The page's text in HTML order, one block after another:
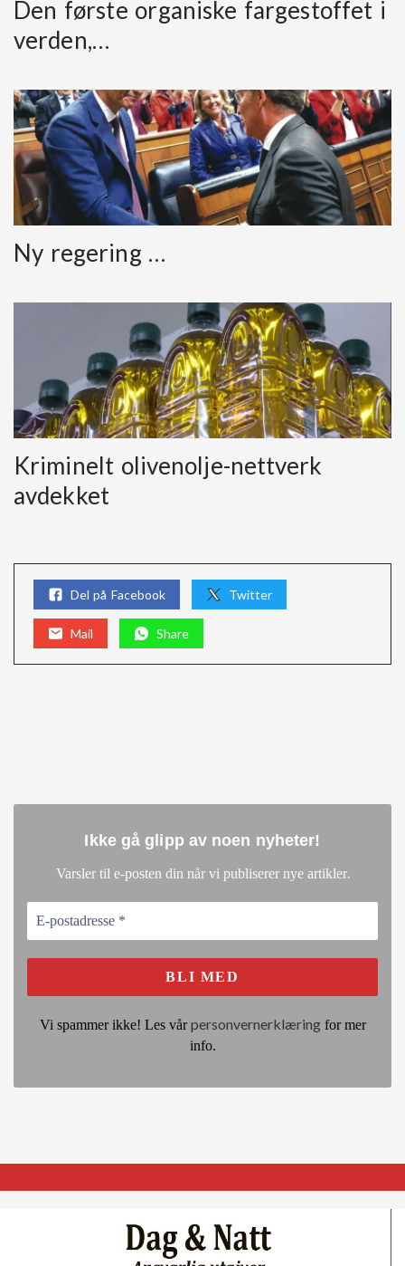
Den første organiske fargestoffet i
verden,…
Ny regering …
Kriminelt olivenolje-nettverk
avdekket
Del på Facebook Twitter
Mail Share
Ikke gå glipp av noen nyheter!
Varsler til e-posten din når vi publiserer nye artikler.
Vi spammer ikke! Les vårpersonvernerklæringfor mer
info.